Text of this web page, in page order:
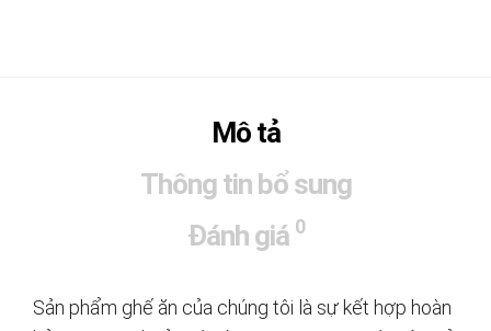
Mô tả
Thông tin bổ sung
Đánh giá 0
Sản phẩm ghế ăn của chúng tôi là sự kết hợp hoàn